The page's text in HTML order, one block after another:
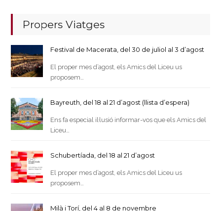
Propers Viatges
Festival de Macerata, del 30 de juliol al 3 d’agost
El proper mes d’agost, els Amics del Liceu us
proposem…
Bayreuth, del 18 al 21 d’agost (llista d’espera)
Ens fa especial il·lusió informar-vos que els Amics del
Liceu…
Schubertíada, del 18 al 21 d’agost
El proper mes d’agost, els Amics del Liceu us
proposem…
Milà i Torí, del 4 al 8 de novembre